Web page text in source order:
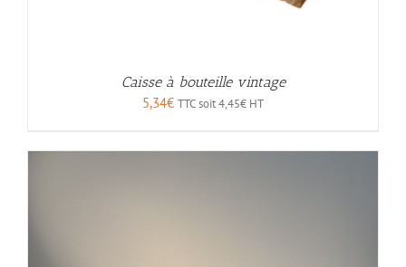
Caisse à bouteille vintage
5,34€ TTC soit4,45€ HT